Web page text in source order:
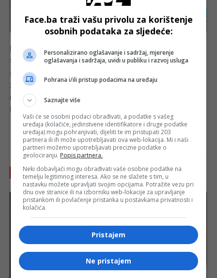
Kroz sport, edukaciju i zajedničke aktivnosti, Plazma
Sportske igre mladih nastavljaju povezivati djecu iz
svih krajeva Bosne i Hercegovine, pružajući im priliku
za nova prijateljstva, zdravo odrastanje i
nezaboravna iskustva. Naredni gradovi domaćini
Igara su Kalesija, Gračanica, Kakanj i Ilijaš.
- OGLAS -
Pročitajte još
Face.ba traži vašu privolu za korištenje
osobnih podataka za sljedeće:
Personalizirano oglašavanje i sadržaj, mjerenje
oglašavanja i sadržaja, uvidi u publiku i razvoj usluga
Pohrana i/ili pristup podacima na uređaju
Saznajte više
Vaši će se osobni podaci obrađivati, a podatke s vašeg
uređaja (kolačiće, jedinstvene identifikatore i druge podatke
uređaja) mogu pohranjivati, dijeliti te im pristupati 203
partnera ili ih može upotrebljavati ova web-lokacija. Mi i naši
partneri možemo upotrebljavati precizne podatke o
geolociranju. Popis partnera.
Neki dobavljači mogu obrađivati vaše osobne podatke na
temelju legitimnog interesa. Ako se ne slažete s tim, u
nastavku možete upravljati svojim opcijama. Potražite vezu pri
dnu ove stranice ili na izborniku web-lokacije za upravljanje
pristankom ili povlačenje pristanka u postavkama privatnosti i
kolačića.
Pristajem
Ne pristajem